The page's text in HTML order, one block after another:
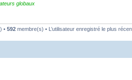
globaux
• 592 membre(s) • L’utilisateur enregistré le plus